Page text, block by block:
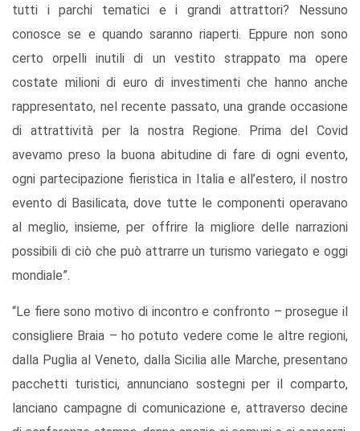
tutti i parchi tematici e i grandi attrattori? Nessuno
conosce se e quando saranno riaperti. Eppure non sono
certo orpelli inutili di un vestito strappato ma opere
costate milioni di euro di investimenti che hanno anche
rappresentato, nel recente passato, una grande occasione
di attrattività per la nostra Regione. Prima del Covid
avevamo preso la buona abitudine di fare di ogni evento,
ogni partecipazione fieristica in Italia e all’estero, il nostro
evento di Basilicata, dove tutte le componenti operavano
al meglio, insieme, per offrire la migliore delle narrazioni
possibili di ciò che può attrarre un turismo variegato e oggi
mondiale”.
“Le fiere sono motivo di incontro e confronto – prosegue il
consigliere Braia – ho potuto vedere come le altre regioni,
dalla Puglia al Veneto, dalla Sicilia alle Marche, presentano
pacchetti turistici, annunciano sostegni per il comparto,
lanciano campagne di comunicazione e, attraverso decine